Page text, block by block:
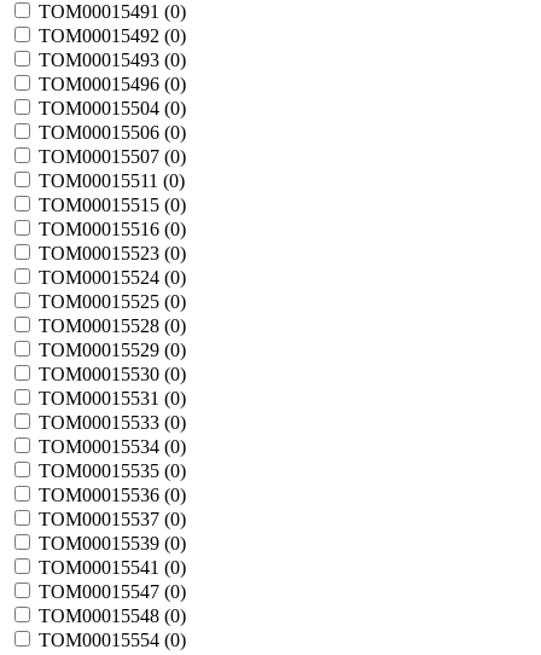
TOM00015491 (0)
TOM00015492 (0)
TOM00015493 (0)
TOM00015496 (0)
TOM00015504 (0)
TOM00015506 (0)
TOM00015507 (0)
TOM00015511 (0)
TOM00015515 (0)
TOM00015516 (0)
TOM00015523 (0)
TOM00015524 (0)
TOM00015525 (0)
TOM00015528 (0)
TOM00015529 (0)
TOM00015530 (0)
TOM00015531 (0)
TOM00015533 (0)
TOM00015534 (0)
TOM00015535 (0)
TOM00015536 (0)
TOM00015537 (0)
TOM00015539 (0)
TOM00015541 (0)
TOM00015547 (0)
TOM00015548 (0)
TOM00015554 (0)